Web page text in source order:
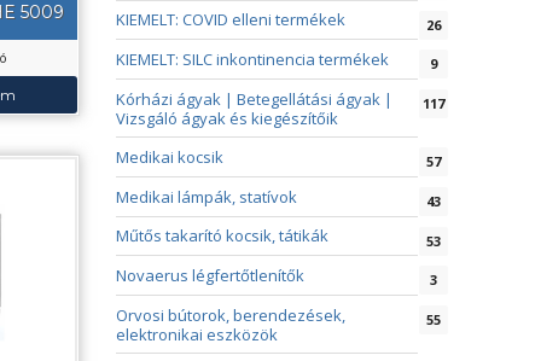
5009 KIEMELT: COVID elleni termékek 26
KIEMELT: SILC inkontinencia termékek 9
Kórházi ágyak | Betegellátási ágyak |
Vizsgáló ágyak és kiegészítőik
117
Medikai kocsik 57
Medikai lámpák, statívok 43
Műtős takarító kocsik, tátikák 53
Novaerus légfertőtlenítők 3
Orvosi bútorok, berendezések,
elektronikai eszközök
55